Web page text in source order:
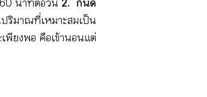
นาทีต่อวัน 2. กินดี
ริมาณที่เหมาะสมเป็น
พียงพอ คือเข้านอนแต่